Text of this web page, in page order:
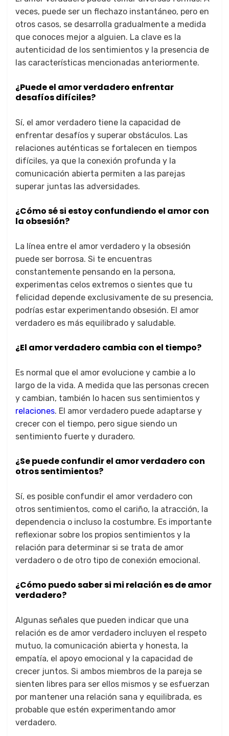
veces, puede ser un flechazo instantáneo, pero en
otros casos, se desarrolla gradualmente a medida
que conoces mejor a alguien. La clave es la
autenticidad de los sentimientos y la presencia de
las características mencionadas anteriormente.
¿Puede el amor verdadero enfrentar
desafíos difíciles?
Sí, el amor verdadero tiene la capacidad de
enfrentar desafíos y superar obstáculos. Las
relaciones auténticas se fortalecen en tiempos
difíciles, ya que la conexión profunda y la
comunicación abierta permiten a las parejas
superar juntas las adversidades.
¿Cómo sé si estoy confundiendo el amor con
la obsesión?
La línea entre el amor verdadero y la obsesión
puede ser borrosa. Si te encuentras
constantemente pensando en la persona,
experimentas celos extremos o sientes que tu
felicidad depende exclusivamente de su presencia,
podrías estar experimentando obsesión. El amor
verdadero es más equilibrado y saludable.
¿El amor verdadero cambia con el tiempo?
Es normal que el amor evolucione y cambie a lo
largo de la vida. A medida que las personas crecen
y cambian, también lo hacen sus sentimientos y
relaciones. El amor verdadero puede adaptarse y
crecer con el tiempo, pero sigue siendo un
sentimiento fuerte y duradero.
¿Se puede confundir el amor verdadero con
otros sentimientos?
Sí, es posible confundir el amor verdadero con
otros sentimientos, como el cariño, la atracción, la
dependencia o incluso la costumbre. Es importante
reflexionar sobre los propios sentimientos y la
relación para determinar si se trata de amor
verdadero o de otro tipo de conexión emocional.
¿Cómo puedo saber si mi relación es de amor
verdadero?
Algunas señales que pueden indicar que una
relación es de amor verdadero incluyen el respeto
mutuo, la comunicación abierta y honesta, la
empatía, el apoyo emocional y la capacidad de
crecer juntos. Si ambos miembros de la pareja se
sienten libres para ser ellos mismos y se esfuerzan
por mantener una relación sana y equilibrada, es
probable que estén experimentando amor
verdadero.